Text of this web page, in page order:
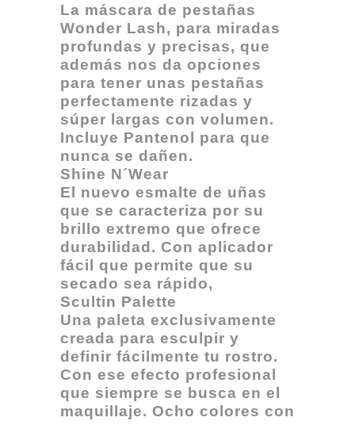
La máscara de pestañas
Wonder Lash, para miradas
profundas y precisas, que
además nos da opciones
para tener unas pestañas
perfectamente rizadas y
súper largas con volumen.
Incluye Pantenol para que
nunca se dañen.
Shine N´Wear
El nuevo esmalte de uñas
que se caracteriza por su
brillo extremo que ofrece
durabilidad. Con aplicador
fácil que permite que su
secado sea rápido,
Scultin Palette
Una paleta exclusivamente
creada para esculpir y
definir fácilmente tu rostro.
Con ese efecto profesional
que siempre se busca en el
maquillaje. Ocho colores con